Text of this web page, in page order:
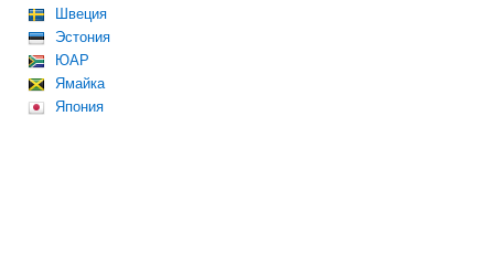
Швеция
Эстония
ЮАР
Ямайка
Япония